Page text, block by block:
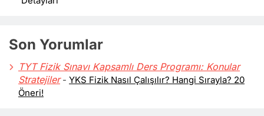
Son Yorumlar
TYT Fizik Sınavı Kapsamlı Ders Programı: Konular
Stratejiler- YKS Fizik Nasıl Çalışılır? Hangi Sırayla? 20
Öneri!